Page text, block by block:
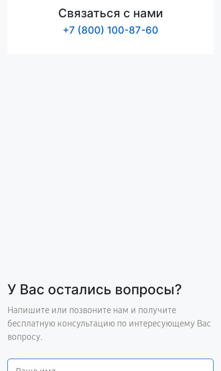
Связаться с нами
+7 (800) 100-87-60
У Вас остались вопросы?
Напишите или позвоните нам и получите
бесплатную консультацию по интересующему Вас
вопросу.